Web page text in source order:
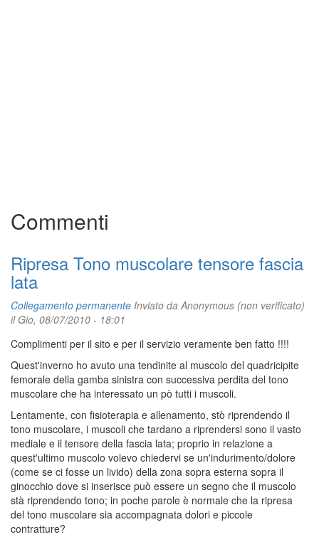
Commenti
Ripresa Tono muscolare tensore fascia
lata
Collegamento permanente Inviato daAnonymous (non verificato)
il Gio, 08/07/2010 - 18:01
Complimenti per il sito e per il servizio veramente ben fatto !!!!
Quest'inverno ho avuto una tendinite al muscolo del quadricipite
femorale della gamba sinistra con successiva perdita del tono
muscolare che ha interessato un pò tutti i muscoli.
Lentamente, con fisioterapia e allenamento, stò riprendendo il
tono muscolare, i muscoli che tardano a riprendersi sono il vasto
mediale e il tensore della fascia lata; proprio in relazione a
quest'ultimo muscolo volevo chiedervi se un'indurimento/dolore
(come se ci fosse un livido) della zona sopra esterna sopra il
ginocchio dove si inserisce può essere un segno che il muscolo
stà riprendendo tono; in poche parole è normale che la ripresa
del tono muscolare sia accompagnata dolori e piccole
contratture?